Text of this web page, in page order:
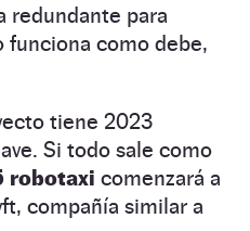
redundante para
funciona como debe,
tiene 2023
Si todo sale como
robotaxi comenzará a
compañía similar a